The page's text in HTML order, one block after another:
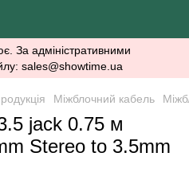
За адміністративними
sales@showtime.ua
Міжблочний кабель
jack 0.75 м
Stereo to 3.5mm